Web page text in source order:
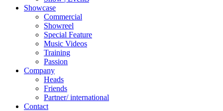
Showcase
Commercial
Showreel
Special Feature
Music Videos
Training
Passion
Company
Heads
Friends
Partner/ international
Contact